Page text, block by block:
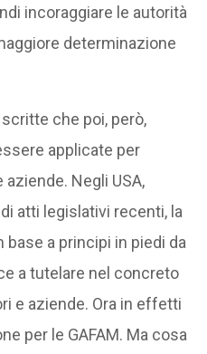
incoraggiare le autorità
determinazione
che poi, però,
applicate per
Negli USA,
atti legislativi recenti, la
a principi in piedi da
a tutelare nel concreto
e aziende. Ora in effetti
per le GAFAM. Ma cosa